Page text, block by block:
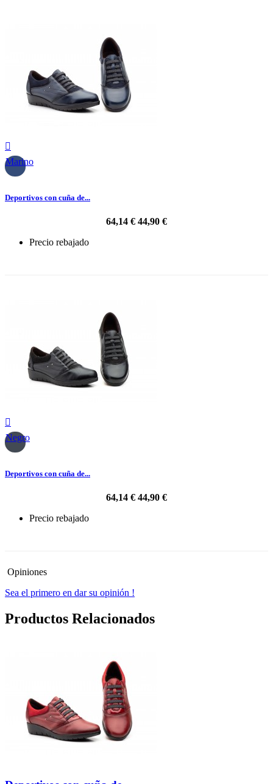

Marino
Deportivos con cuña de...
64,14 € 44,90 €
Precio rebajado

Negro
Deportivos con cuña de...
64,14 € 44,90 €
Precio rebajado
Opiniones
Sea el primero en dar su opinión !
Productos Relacionados